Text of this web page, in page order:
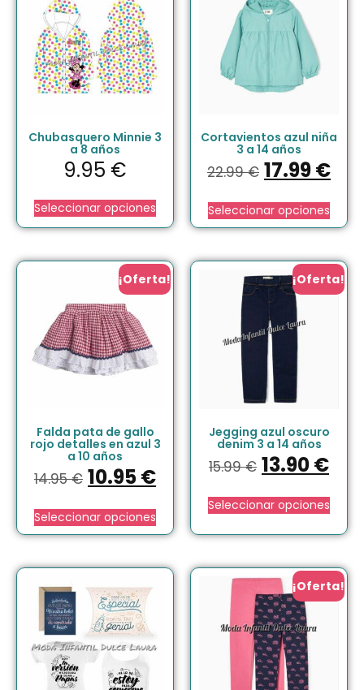
Chubasquero Minnie 3
a 8 años
9.95 €
Seleccionar opciones
Cortavientos azul niña
3 a 14 años
22.99€ 17.99€
Seleccionar opciones
¡Oferta!
Falda pata de gallo
rojo detalles en azul 3
a 10 años
14.95€ 10.95€
Seleccionar opciones
¡Oferta!
Jegging azul oscuro
denim 3 a 14 años
15.99€ 13.90€
Seleccionar opciones
¡Oferta!